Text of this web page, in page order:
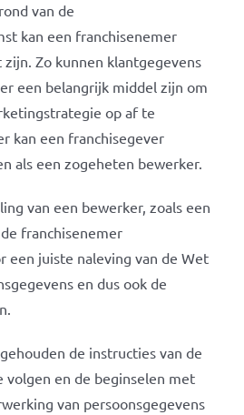
van de
kan een franchisenemer
Zo kunnen klantgegevens
een belangrijk middel zijn om
op af te
kan een franchisegever
als een zogeheten bewerker.
van een bewerker, zoals een
franchisenemer
een juiste naleving van de Wet
en dus ook de
de instructies van de
volgen en de beginselen met
van persoonsgegevens